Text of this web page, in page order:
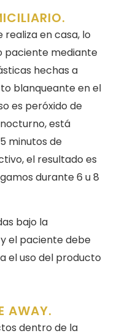
en casa, lo
paciente mediante
hechas a
blanqueante en el
es peróxido de
está
minutos de
el resultado es
durante 6 u 8
bajo la
el paciente debe
el uso del producto
AWAY.
dentro de la